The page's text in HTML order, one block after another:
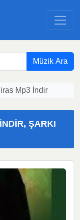
Müzik Ara
Mp3 İndir
ŞARKI